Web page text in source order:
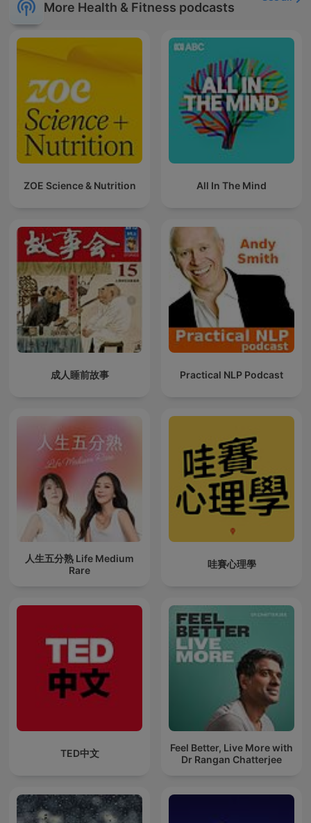
More Health & Fitness podcasts
ZOE Science & Nutrition All In The Mind
成人睡前故事 Practical NLP Podcast
人生五分熟 Life Medium
Rare
哇賽心理學
TED中文
Feel Better, Live More with
Dr Rangan Chatterjee